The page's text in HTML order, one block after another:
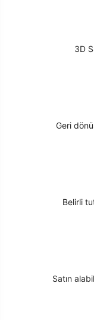
3D
Geri
Belirli
Satın